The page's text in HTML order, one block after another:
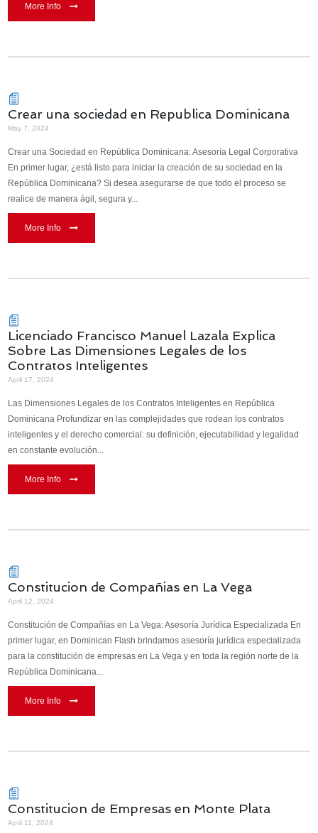
More Info
Crear una sociedad en Republica Dominicana
May 7, 2024
Crear una Sociedad en República Dominicana: Asesoría Legal Corporativa
En primer lugar, ¿está listo para iniciar la creación de su sociedad en la
República Dominicana? Si desea asegurarse de que todo el proceso se
realice de manera ágil, segura y...
More Info
Licenciado Francisco Manuel Lazala Explica
Sobre Las Dimensiones Legales de los
Contratos Inteligentes
April 17, 2024
Las Dimensiones Legales de los Contratos Inteligentes en República
Dominicana Profundizar en las complejidades que rodean los contratos
inteligentes y el derecho comercial: su definición, ejecutabilidad y legalidad
en constante evolución...
More Info
Constitucion de Compañias en La Vega
April 12, 2024
Constitución de Compañías en La Vega: Asesoría Jurídica Especializada En
primer lugar, en Dominican Flash brindamos asesoría jurídica especializada
para la constitución de empresas en La Vega y en toda la región norte de la
República Dominicana...
More Info
Constitucion de Empresas en Monte Plata
April 11, 2024